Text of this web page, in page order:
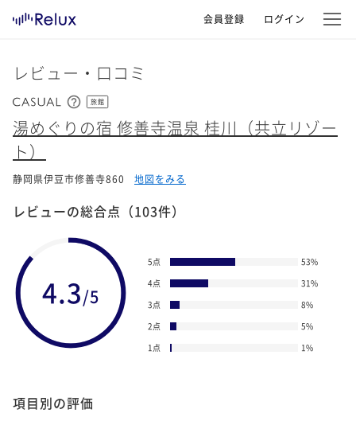
会員登録 ログイン
レビュー・口コミ
旅館
湯めぐりの宿 修善寺温泉 桂川（共立リゾー
ト）
静岡県伊豆市修善寺860 地図をみる
レビューの総合点 （103件）
4.3/5
5点 53%
4点
31%
3点
8%
2点
5%
1点
1%
項目別の評価